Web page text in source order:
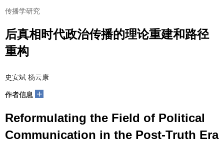
传播学研究
后真相时代政治传播的理论重建和路径
重构
史安斌 杨云康
作者信息 +
Reformulating the Field of Political
Communication in the Post-Truth Era